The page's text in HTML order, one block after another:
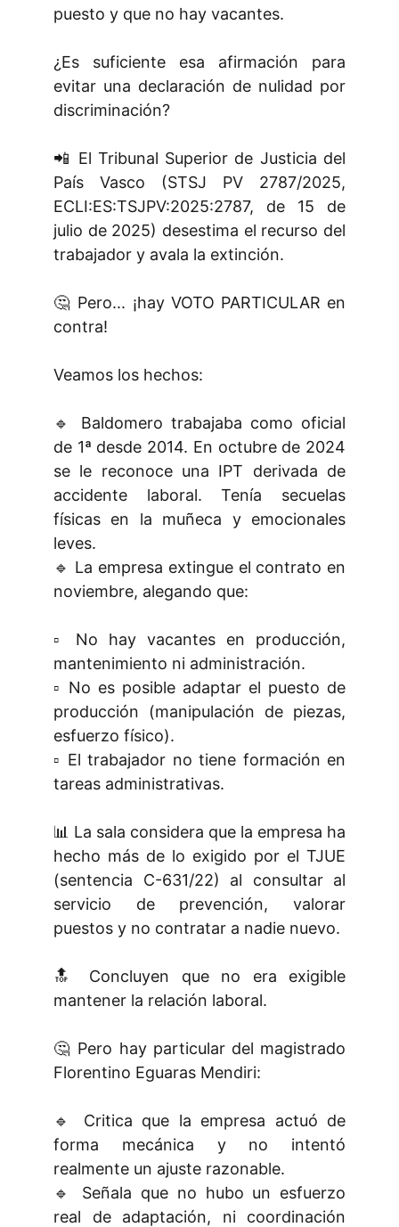
puesto y que no hay vacantes.
¿Es suficiente esa afirmación para
evitar una declaración de nulidad por
discriminación?
📲 El Tribunal Superior de Justicia del
País Vasco (STSJ PV 2787/2025,
ECLI:ES:TSJPV:2025:2787, de 15 de
julio de 2025) desestima el recurso del
trabajador y avala la extinción.
🤔 Pero... ¡hay VOTO PARTICULAR en
contra!
Veamos los hechos:
🔹 Baldomero trabajaba como oficial
de 1ª desde 2014. En octubre de 2024
se le reconoce una IPT derivada de
accidente laboral. Tenía secuelas
físicas en la muñeca y emocionales
leves.
🔹 La empresa extingue el contrato en
noviembre, alegando que:
▫️ No hay vacantes en producción,
mantenimiento ni administración.
▫️ No es posible adaptar el puesto de
producción (manipulación de piezas,
esfuerzo físico).
▫️ El trabajador no tiene formación en
tareas administrativas.
📊 La sala considera que la empresa ha
hecho más de lo exigido por el TJUE
(sentencia C-631/22) al consultar al
servicio de prevención, valorar
puestos y no contratar a nadie nuevo.
🔝 Concluyen que no era exigible
mantener la relación laboral.
🤔 Pero hay particular del magistrado
Florentino Eguaras Mendiri:
🔹 Critica que la empresa actuó de
forma mecánica y no intentó
realmente un ajuste razonable.
🔹 Señala que no hubo un esfuerzo
real de adaptación, ni coordinación